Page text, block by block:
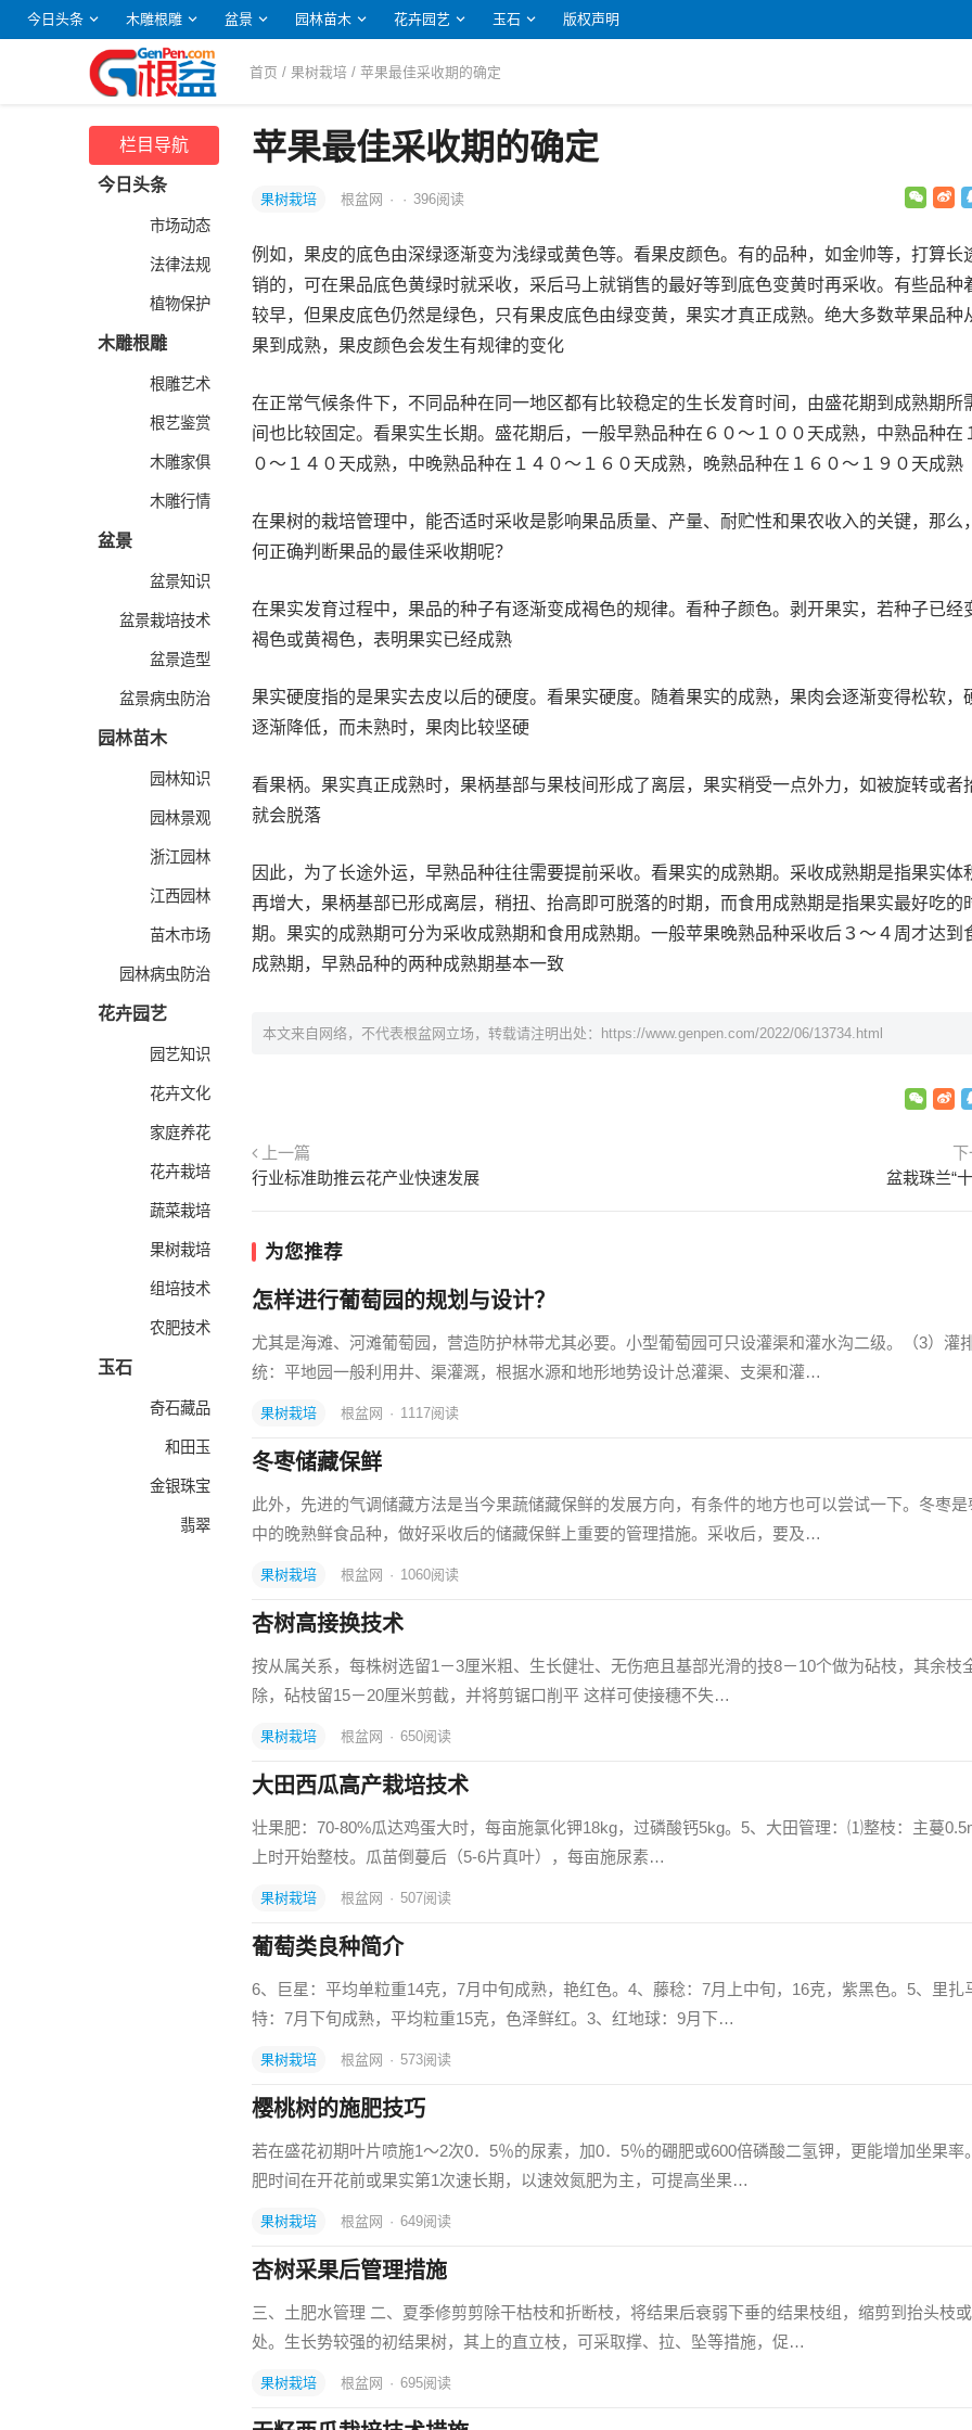
今日头条 木雕根雕 盆景 园林苗木 花卉园艺 玉石 版权声明
首页 / 果树栽培 / 苹果最佳采收期的确定
栏目导航
今日头条
市场动态
法律法规
植物保护
木雕根雕
根雕艺术
根艺鉴赏
木雕家俱
木雕行情
盆景
盆景知识
盆景栽培技术
盆景造型
盆景病虫防治
园林苗木
园林知识
园林景观
浙江园林
江西园林
苗木市场
园林病虫防治
花卉园艺
园艺知识
花卉文化
家庭养花
花卉栽培
蔬菜栽培
果树栽培
组培技术
农肥技术
玉石
奇石藏品
和田玉
金银珠宝
翡翠
苹果最佳采收期的确定
果树栽培 根盆网 · · 396阅读
例如，果皮的底色由深绿逐渐变为浅绿或黄色等。看果皮颜色。有的品种，如金帅等，打算长
销的，可在果品底色黄绿时就采收，采后马上就销售的最好等到底色变黄时再采收。有些品种
较早，但果皮底色仍然是绿色，只有果皮底色由绿变黄，果实才真正成熟。绝大多数苹果品种
果到成熟，果皮颜色会发生有规律的变化
在正常气候条件下，不同品种在同一地区都有比较稳定的生长发育时间，由盛花期到成熟期所
间也比较固定。看果实生长期。盛花期后，一般早熟品种在６０～１００天成熟，中熟品种在
０～１４０天成熟，中晚熟品种在１４０～１６０天成熟，晚熟品种在１６０～１９０天成熟
在果树的栽培管理中，能否适时采收是影响果品质量、产量、耐贮性和果农收入的关键，那么
何正确判断果品的最佳采收期呢？
在果实发育过程中，果品的种子有逐渐变成褐色的规律。看种子颜色。剥开果实，若种子已经
褐色或黄褐色，表明果实已经成熟
果实硬度指的是果实去皮以后的硬度。看果实硬度。随着果实的成熟，果肉会逐渐变得松软，
逐渐降低，而未熟时，果肉比较坚硬
看果柄。果实真正成熟时，果柄基部与果枝间形成了离层，果实稍受一点外力，如被旋转或者
就会脱落
因此，为了长途外运，早熟品种往往需要提前采收。看果实的成熟期。采收成熟期是指果实体
再增大，果柄基部已形成离层，稍扭、抬高即可脱落的时期，而食用成熟期是指果实最好吃的
期。果实的成熟期可分为采收成熟期和食用成熟期。一般苹果晚熟品种采收后３～４周才达到
成熟期，早熟品种的两种成熟期基本一致
本文来自网络，不代表根盆网立场，转载请注明出处： https://www.genpen.com/2022/06/13734.html
上一篇
行业标准助推云花产业快速发展
盆栽珠兰“
为您推荐
怎样进行葡萄园的规划与设计？
尤其是海滩、河滩葡萄园，营造防护林带尤其必要。小型葡萄园可只设灌渠和灌水沟二级。（3）灌
统：平地园一般利用井、渠灌溉，根据水源和地形地势设计总灌渠、支渠和灌…
果树栽培 根盆网 · 1117阅读
冬枣储藏保鲜
此外，先进的气调储藏方法是当今果蔬储藏保鲜的发展方向，有条件的地方也可以尝试一下。冬枣是
中的晚熟鲜食品种，做好采收后的储藏保鲜上重要的管理措施。采收后，要及…
果树栽培 根盆网 · 1060阅读
杏树高接换技术
按从属关系，每株树选留1－3厘米粗、生长健壮、无伤疤且基部光滑的技8－10个做为砧枝，其余枝
除，砧枝留15－20厘米剪截，并将剪锯口削平 这样可使接穗不失…
果树栽培 根盆网 · 650阅读
大田西瓜高产栽培技术
壮果肥：70-80%瓜达鸡蛋大时，每亩施氯化钾18kg，过磷酸钙5kg。5、大田管理：⑴整枝：主蔓
上时开始整枝。瓜苗倒蔓后（5-6片真叶），每亩施尿素…
果树栽培 根盆网 · 507阅读
葡萄类良种简介
6、巨星：平均单粒重14克，7月中旬成熟，艳红色。4、藤稔：7月上中旬，16克，紫黑色。5、里扎
特：7月下旬成熟，平均粒重15克，色泽鲜红。3、红地球：9月下…
果树栽培 根盆网 · 573阅读
樱桃树的施肥技巧
若在盛花初期叶片喷施1～2次0．5％的尿素，加0．5％的硼肥或600倍磷酸二氢钾，更能增加坐果率
肥时间在开花前或果实第1次速长期，以速效氮肥为主，可提高坐果…
果树栽培 根盆网 · 649阅读
杏树采果后管理措施
三、土肥水管理 二、夏季修剪剪除干枯枝和折断枝，将结果后衰弱下垂的结果枝组，缩剪到抬头枝
处。生长势较强的初结果树，其上的直立枝，可采取撑、拉、坠等措施，促…
果树栽培 根盆网 · 695阅读